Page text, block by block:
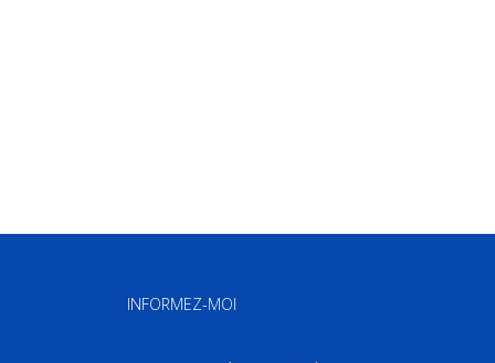
INFORMEZ-MOI